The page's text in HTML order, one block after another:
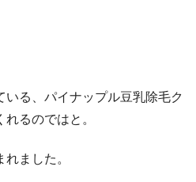
る、パイナップル豆乳除毛ク
るのではと。
ました。